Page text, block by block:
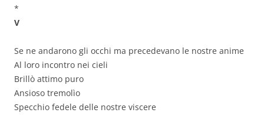
*
V
Se ne andarono gli occhi ma precedevano le nostre anime
Al loro incontro nei cieli
Brillò attimo puro
Ansioso tremolìo
Specchio fedele delle nostre viscere